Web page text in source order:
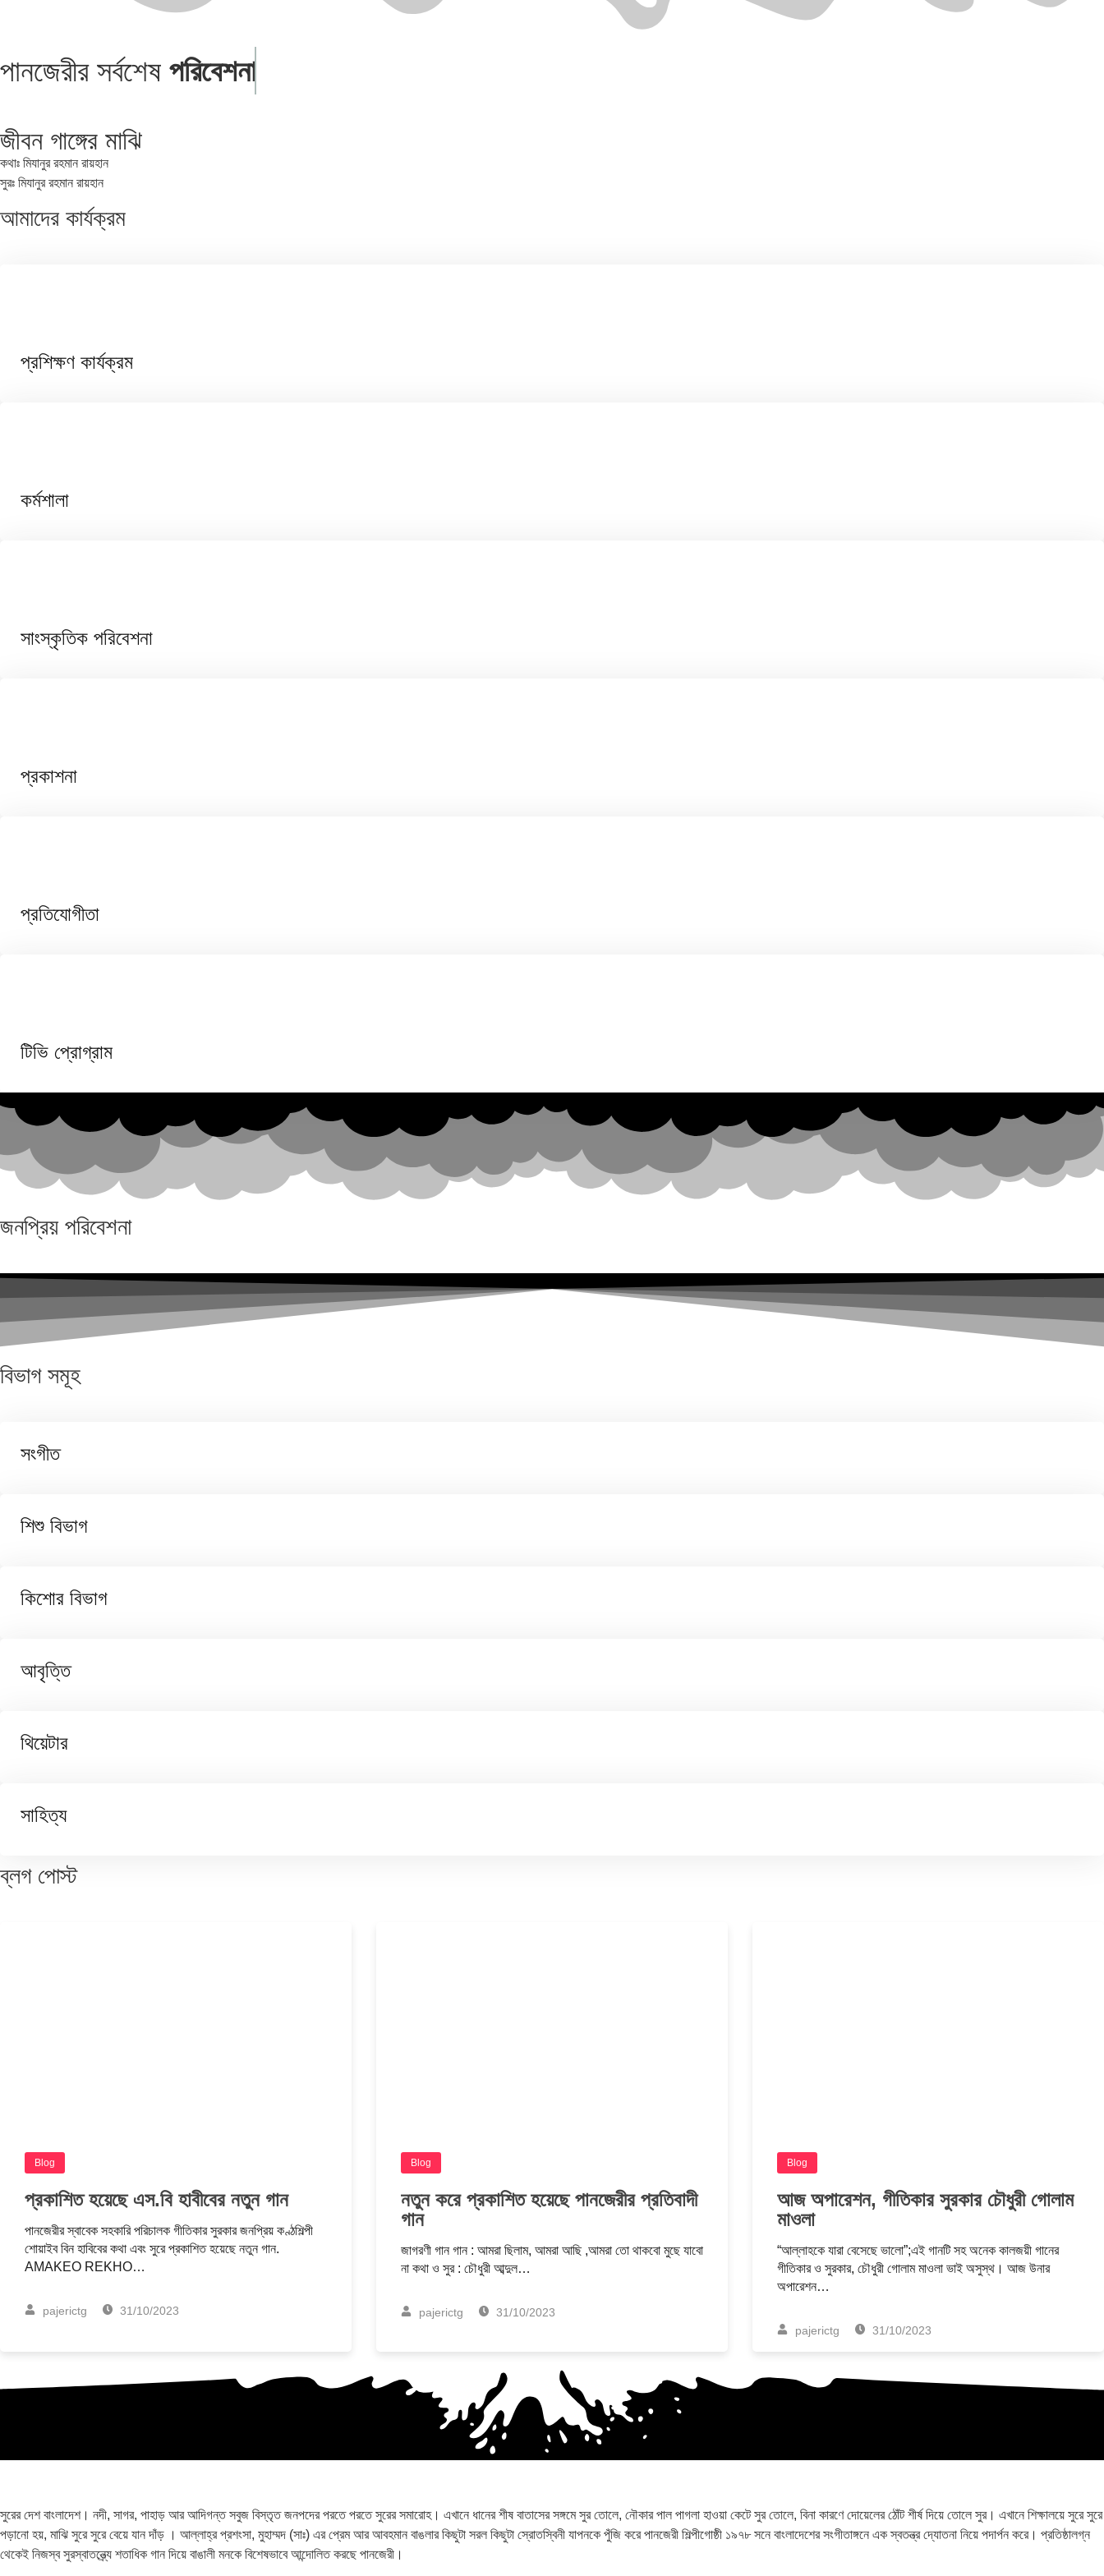
পানজেরীর সর্বশেষ পরিবেশনা
জীবন গাঙ্গের মাঝি
কথাঃ মিযানুর রহমান রায়হান
সুরঃ মিযানুর রহমান রায়হান
আমাদের কার্যক্রম
প্রশিক্ষণ কার্যক্রম
কর্মশালা
সাংস্কৃতিক পরিবেশনা
প্রকাশনা
প্রতিযোগীতা
টিভি প্রোগ্রাম
জনপ্রিয় পরিবেশনা
বিভাগ সমূহ
সংগীত
শিশু বিভাগ
কিশোর বিভাগ
আবৃত্তি
থিয়েটার
সাহিত্য
ব্লগ পোস্ট
Blog
প্রকাশিত হয়েছে এস.বি হাবীবের নতুন গান
পানজেরীর স্বাবেক সহকারি পরিচালক গীতিকার সুরকার জনপ্রিয় কণ্ঠশিল্পী
শোয়াইব বিন হাবিবের কথা এবং সুরে প্রকাশিত হয়েছে নতুন গান.
AMAKEO REKHO…
pajerictg 31/10/2023
Blog
নতুন করে প্রকাশিত হয়েছে পানজেরীর প্রতিবাদী
গান
জাগরণী গান গান : আমরা ছিলাম, আমরা আছি ,আমরা তো থাকবো মুছে যাবো
না কথা ও সুর : চৌধুরী আব্দুল…
pajerictg 31/10/2023
Blog
আজ অপারেশন, গীতিকার সুরকার চৌধুরী গোলাম
মাওলা
“আল্লাহকে যারা বেসেছে ভালো”;এই গানটি সহ অনেক কালজয়ী গানের
গীতিকার ও সুরকার, চৌধুরী গোলাম মাওলা ভাই অসুস্থ। আজ উনার
অপারেশন…
pajerictg 31/10/2023
সুরের দেশ বাংলাদেশ। নদী, সাগর, পাহাড় আর আদিগন্ত সবুজ বিস্তৃত জনপদের পরতে পরতে সুরের সমারোহ। এখানে ধানের শীষ বাতাসের সঙ্গমে সুর তোলে, নৌকার পাল পাগলা হাওয়া কেটে সুর তোলে, বিনা কারণে দোয়েলের ঠোঁট শীর্ষ দিয়ে তোলে সুর। এখানে শিক্ষালয়ে সুরে সুরে
পড়ানো হয়, মাঝি সুরে সুরে বেয়ে যান দাঁড় । আল্লাহ্র প্রশংসা, মুহাম্মদ (সাঃ) এর প্রেম আর আবহমান বাঙলার কিছুটা সরল কিছুটা স্রোতস্বিনী যাপনকে পুঁজি করে পানজেরী শিল্পীগোষ্ঠী ১৯৭৮ সনে বাংলাদেশের সংগীতাঙ্গনে এক স্বতন্ত্র দ্যোতনা নিয়ে পদার্পন করে। প্রতিষ্ঠালগ্ন
থেকেই নিজস্ব সুরস্বাতন্ত্র্যে শতাধিক গান দিয়ে বাঙালী মনকে বিশেষভাবে আন্দোলিত করছে পানজেরী।